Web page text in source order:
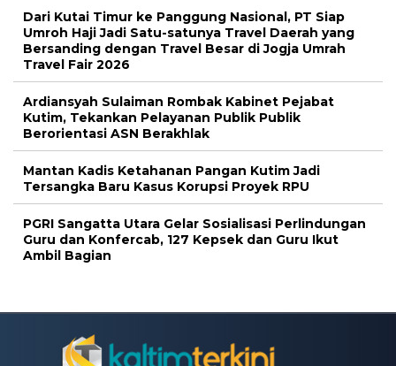
Dari Kutai Timur ke Panggung Nasional, PT Siap
Umroh Haji Jadi Satu-satunya Travel Daerah yang
Bersanding dengan Travel Besar di Jogja Umrah
Travel Fair 2026
Ardiansyah Sulaiman Rombak Kabinet Pejabat
Kutim, Tekankan Pelayanan Publik Publik
Berorientasi ASN Berakhlak
Mantan Kadis Ketahanan Pangan Kutim Jadi
Tersangka Baru Kasus Korupsi Proyek RPU
PGRI Sangatta Utara Gelar Sosialisasi Perlindungan
Guru dan Konfercab, 127 Kepsek dan Guru Ikut
Ambil Bagian